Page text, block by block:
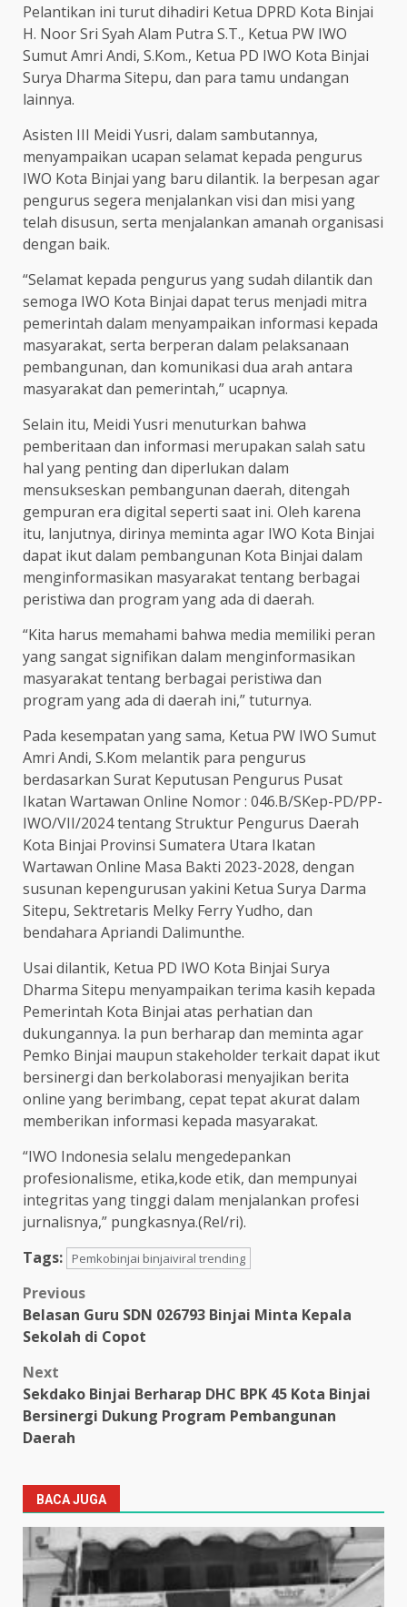
Pelantikan ini turut dihadiri Ketua DPRD Kota Binjai
H. Noor Sri Syah Alam Putra S.T., Ketua PW IWO
Sumut Amri Andi, S.Kom., Ketua PD IWO Kota Binjai
Surya Dharma Sitepu, dan para tamu undangan
lainnya.
Asisten III Meidi Yusri, dalam sambutannya,
menyampaikan ucapan selamat kepada pengurus
IWO Kota Binjai yang baru dilantik. Ia berpesan agar
pengurus segera menjalankan visi dan misi yang
telah disusun, serta menjalankan amanah organisasi
dengan baik.
“Selamat kepada pengurus yang sudah dilantik dan
semoga IWO Kota Binjai dapat terus menjadi mitra
pemerintah dalam menyampaikan informasi kepada
masyarakat, serta berperan dalam pelaksanaan
pembangunan, dan komunikasi dua arah antara
masyarakat dan pemerintah,” ucapnya.
Selain itu, Meidi Yusri menuturkan bahwa
pemberitaan dan informasi merupakan salah satu
hal yang penting dan diperlukan dalam
mensukseskan pembangunan daerah, ditengah
gempuran era digital seperti saat ini. Oleh karena
itu, lanjutnya, dirinya meminta agar IWO Kota Binjai
dapat ikut dalam pembangunan Kota Binjai dalam
menginformasikan masyarakat tentang berbagai
peristiwa dan program yang ada di daerah.
“Kita harus memahami bahwa media memiliki peran
yang sangat signifikan dalam menginformasikan
masyarakat tentang berbagai peristiwa dan
program yang ada di daerah ini,” tuturnya.
Pada kesempatan yang sama, Ketua PW IWO Sumut
Amri Andi, S.Kom melantik para pengurus
berdasarkan Surat Keputusan Pengurus Pusat
Ikatan Wartawan Online Nomor : 046.B/SKep-PD/PP-
IWO/VII/2024 tentang Struktur Pengurus Daerah
Kota Binjai Provinsi Sumatera Utara Ikatan
Wartawan Online Masa Bakti 2023-2028, dengan
susunan kepengurusan yakini Ketua Surya Darma
Sitepu, Sektretaris Melky Ferry Yudho, dan
bendahara Apriandi Dalimunthe.
Usai dilantik, Ketua PD IWO Kota Binjai Surya
Dharma Sitepu menyampaikan terima kasih kepada
Pemerintah Kota Binjai atas perhatian dan
dukungannya. Ia pun berharap dan meminta agar
Pemko Binjai maupun stakeholder terkait dapat ikut
bersinergi dan berkolaborasi menyajikan berita
online yang berimbang, cepat tepat akurat dalam
memberikan informasi kepada masyarakat.
“IWO Indonesia selalu mengedepankan
profesionalisme, etika,kode etik, dan mempunyai
integritas yang tinggi dalam menjalankan profesi
jurnalisnya,” pungkasnya.(Rel/ri).
Tags:
Pemkobinjai binjaiviral trending
Post
navigation
Previous
Belasan Guru SDN 026793 Binjai Minta Kepala
Sekolah di Copot
Next
Sekdako Binjai Berharap DHC BPK 45 Kota Binjai
Bersinergi Dukung Program Pembangunan
Daerah
BACA JUGA